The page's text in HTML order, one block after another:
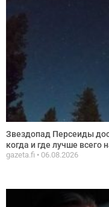
Звездопад Персеиды
когда и где лучше всего
gazeta.fi 06.08.2026